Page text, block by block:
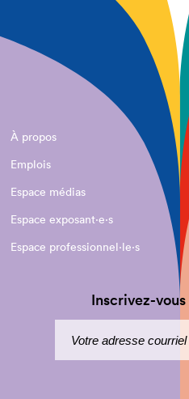
À propos
Emplois
Espace médias
Espace exposant·e⋅s
Espace professionnel·le⋅s
Inscrivez-